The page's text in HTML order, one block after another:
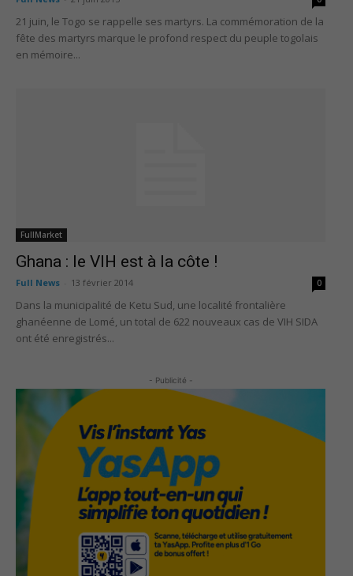
21 juin, le Togo se rappelle ses martyrs. La commémoration de la
fête des martyrs marque le profond respect du peuple togolais
en mémoire...
FullMarket
Ghana : le VIH est à la côte !
Full News 13 février 2014 0
Dans la municipalité de Ketu Sud, une localité frontalière
ghanéenne de Lomé, un total de 622 nouveaux cas de VIH SIDA
ont été enregistrés...
- Publicité -